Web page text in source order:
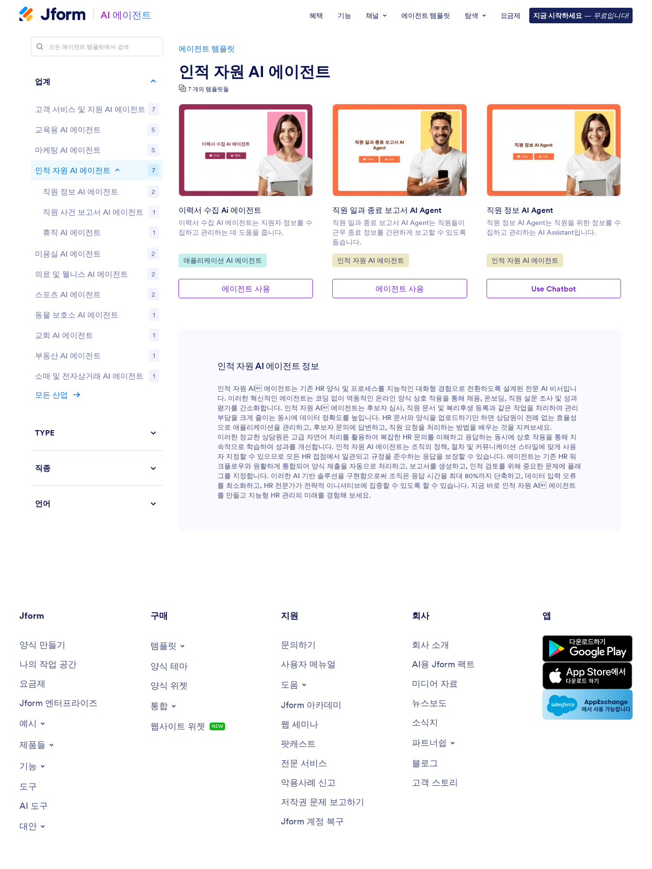
AI 에이전트 혜택 기능 채널 에이전트 템플릿 탐색 요금제 지금 시작하세요 — 무료입니다!
에이전트 템플릿
인적 자원 AI 에이전트
7 개의 템플릿들
미리보기 : 이력서 수집 Ai 에이전트
이력서 수집 Ai 에이전트
이력서 수집 AI 에이전트는 지원자 정보를 수
집하고 관리하는 데 도움을 줍니다.
카테고리로 이동:
애플리케이션 AI 에이전트
에이전트 사용
미리보기 : 직원 일과 종료 보고서 AI Agent
직원 일과 종료 보고서 AI Agent
직원 일과 종료 보고서 AI Agent는 직원들이
근무 종료 정보를 간편하게 보고할 수 있도록
돕습니다.
카테고리로 이동:
인적 자원 AI 에이전트
에이전트 사용
미리보기 : 직원 정보 AI Agent
직원 정보 AI Agent
직원 정보 AI Agent는 직원을 위한 정보를 수
집하고 관리하는 AI Assistant입니다.
카테고리로 이동:
인적 자원 AI 에이전트
Use Chatbot
인적 자원 AI 에이전트 정보
인적 자원 AI 에이전트는 기존 HR 양식 및 프로세스를 지능적인 대화형 경험으로 전환하도록 설계된 전문 AI 비서입니
다. 이러한 혁신적인 에이전트는 코딩 없이 역동적인 온라인 양식 상호 작용을 통해 채용, 온보딩, 직원 설문 조사 및 성과
평가를 간소화합니다. 인적 자원 AI 에이전트는 후보자 심사, 직원 문서 및 복리후생 등록과 같은 작업을 처리하여 관리
부담을 크게 줄이는 동시에 데이터 정확도를 높입니다. HR 문서와 양식을 업로드하기만 하면 상담원이 전례 없는 효율성
으로 애플리케이션을 관리하고, 후보자 문의에 답변하고, 직원 요청을 처리하는 방법을 배우는 것을 지켜보세요.
이러한 정교한 상담원은 고급 자연어 처리를 활용하여 복잡한 HR 문의를 이해하고 응답하는 동시에 상호 작용을 통해 지
속적으로 학습하여 성과를 개선합니다. 인적 자원 AI 에이전트는 조직의 정책, 절차 및 커뮤니케이션 스타일에 맞게 사용
자 지정할 수 있으므로 모든 HR 접점에서 일관되고 규정을 준수하는 응답을 보장할 수 있습니다. 에이전트는 기존 HR 워
크플로우와 원활하게 통합되어 양식 제출을 자동으로 처리하고, 보고서를 생성하고, 인적 검토를 위해 중요한 문제에 플래
그를 지정합니다. 이러한 AI 기반 솔루션을 구현함으로써 조직은 응답 시간을 최대 80%까지 단축하고, 데이터 입력 오류
를 최소화하고, HR 전문가가 전략적 이니셔티브에 집중할 수 있도록 할 수 있습니다. 지금 바로 인적 자원 AI 에이전트
를 만들고 지능형 HR 관리의 미래를 경험해 보세요.
업계
고객 서비스 및 지원 AI 에이전트 7
교육용 AI 에이전트 5
마케팅 AI 에이전트 5
인적 자원 AI 에이전트 7
직원 정보 AI 에이전트 2
직원 사건 보고서 AI 에이전트 1
휴직 AI 에이전트 1
미용실 AI 에이전트 2
의료 및 웰니스 AI 에이전트 2
스포츠 AI 에이전트 2
동물 보호소 AI 에이전트 1
교회 AI 에이전트 1
부동산 AI 에이전트 1
소매 및 전자상거래 AI 에이전트 1
모든 산업
TYPE
직종
언어
Jform
양식 만들기
나의 작업 공간
요금제
Jform 엔터프라이즈
예시
제품들
기능
도구
AI 도구
대안
구매
템플릿
양식 테마
양식 위젯
통합
웹사이트 위젯
NEW
지원
문의하기
사용자 메뉴얼
도움
Jform 아카데미
웹 세미나
팟캐스트
전문 서비스
악용사례 신고
저작권 문제 보고하기
Jform 계정 복구
회사
회사 소개
AI용 Jform 팩트
미디어 자료
뉴스보도
소식지
파트너쉽
블로그
고객 스토리
앱